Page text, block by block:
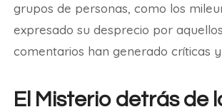
grupos de personas, como los
expresado su desprecio por
comentarios han generado críticas
El Misterio detrás de